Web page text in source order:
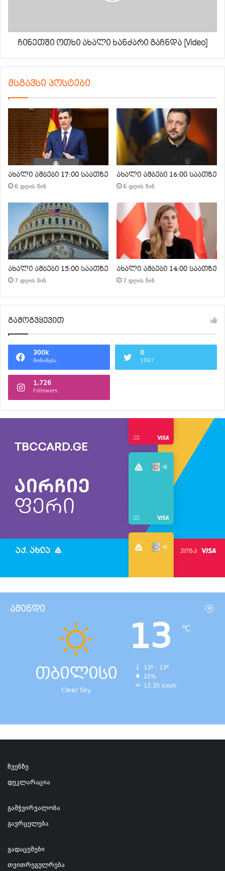
ჩინეთში ოთხი ახალი ხანძარი გაჩნდა [Video]
მსგავსი პოსტები
ახალი ამბები 17:00 საათზე
6 დღის წინ
ახალი ამბები 16:00 საათზე
6 დღის წინ
ახალი ამბები 15:00 საათზე
7 დღის წინ
ახალი ამბები 14:00 საათზე
7 დღის წინ
გამოგვყევით
300k
მოწონება
0
1067
1,726
Followers
ამინდი
თბილისი
Clear Sky
13 ℃
13º - 13º
22%
12.35 km/h
ჩვენზე
დეკლარაცია
გამჭვირვალობა
გავრცელება
გადაცემები
თვითრეგულრება